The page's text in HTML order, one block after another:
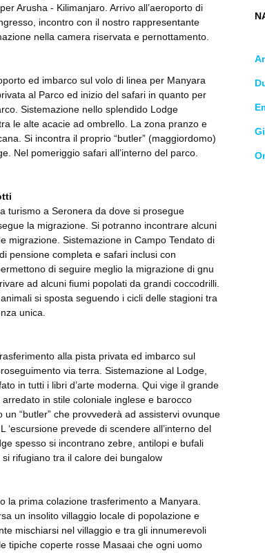
Arusha - Kilimanjaro. Arrivo all’aeroporto di
incontro con il nostro rappresentante
nella camera riservata e pernottamento.
ed imbarco sul volo di linea per Manyara
al Parco ed inizio del safari in quanto per
Sistemazione nello splendido Lodge
le alte acacie ad ombrello. La zona pranzo e
Si incontra il proprio “butler” (maggiordomo)
Nel pomeriggio safari all’interno del parco.
turismo a Seronera da dove si prosegue
la migrazione. Si potranno incontrare alcuni
migrazione. Sistemazione in Campo Tendato di
pensione completa e safari inclusi con
di seguire meglio la migrazione di gnu
ad alcuni fiumi popolati da grandi coccodrilli.
si sposta seguendo i cicli delle stagioni tra
unica.
alla pista privata ed imbarco sul
via terra. Sistemazione al Lodge,
in tutti i libri d’arte moderna. Qui vige il grande
in stile coloniale inglese e barocco
“butler” che provvederà ad assistervi ovunque
prevede di scendere all’interno del
spesso si incontrano zebre, antilopi e bufali
rifugiano tra il calore dei bungalow
la prima colazione trasferimento a Manyara.
un insolito villaggio locale di popolazione e
mischiarsi nel villaggio e tra gli innumerevoli
tipiche coperte rosse Masaai che ogni uomo